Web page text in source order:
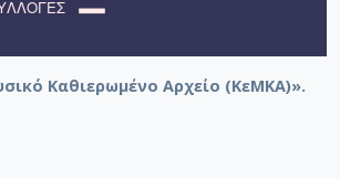
Καθιερωμένο Αρχείο (ΚεΜΚΑ)».